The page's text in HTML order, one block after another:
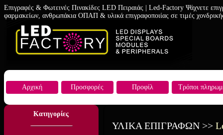
Επιγραφές & Φωτεινές Πινακίδες LED Πειραιάς | Led-Factory Ψάχνετε
φαρμακείων, ανθρωπάκια ΟΠΑΠ & υλικά επιγραφοποιίας σε τιμές
Αρχική Προσφορές Προφίλ Τρόποι
Κατηγορίες
ΥΛΙΚΑ ΕΠΙΓΡΑΦΩΝ >>